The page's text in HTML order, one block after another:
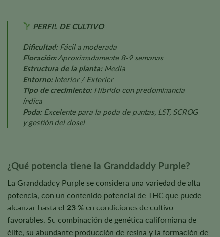
PERFIL DE CULTIVO
Dificultad:Fácil a moderada
Floración:Aproximadamente 8-9 semanas
Estructura de la planta:Media
Entorno:Interior / Exterior
Tipo de crecimiento:Híbrido con predominancia
índica
Poda:Excelente para la poda de puntas, LST, SCROG
y gestión del dosel
¿Qué potencia tiene la Granddaddy Purple?
La Granddaddy Purple se considera una variedad de alta
potencia, con un contenido potencial de THC que puede
alcanzar hasta el 23 % en condiciones de cultivo
favorables. Su combinación de genética californiana de
élite, su abundante producción de resina y la formación de